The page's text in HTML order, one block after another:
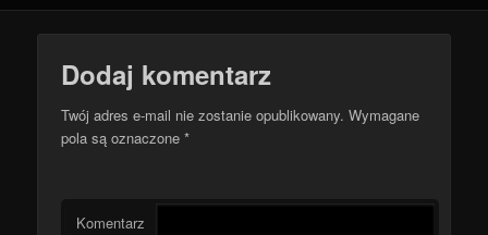
Dodaj komentarz
Twój adres e-mail nie zostanie opublikowany. Wymagane
pola są oznaczone*
Komentarz